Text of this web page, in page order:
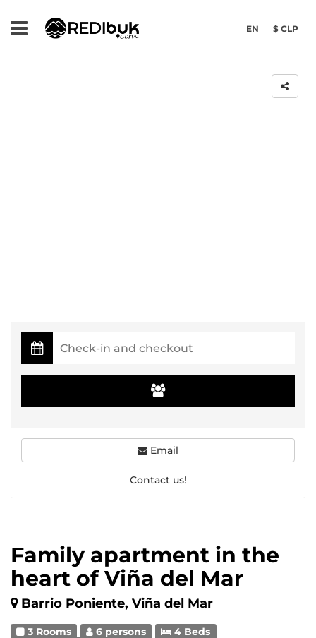
EN $ CLP
Family apartment in the
heart of Viña del Mar
Barrio Poniente, Viña del Mar
3 Rooms 6 persons
4 Beds
Email
Contact us!